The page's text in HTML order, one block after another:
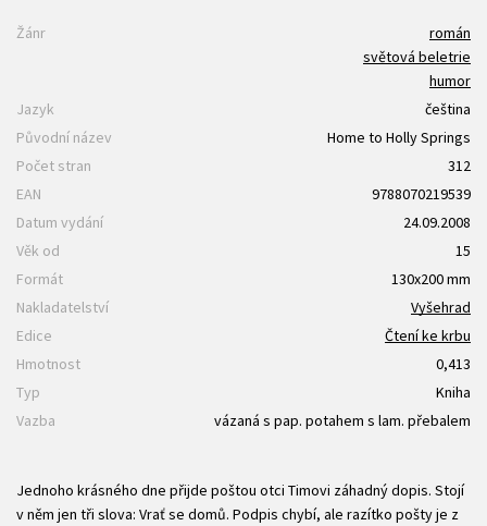
Žánr
román
světová beletrie
humor
Jazyk
čeština
Původní název
Home to Holly Springs
Počet stran
312
EAN
9788070219539
Datum vydání
24.09.2008
Věk od
15
Formát
130x200 mm
Nakladatelství
Vyšehrad
Edice
Čtení ke krbu
Hmotnost
0,413
Typ
Kniha
Vazba
vázaná s pap. potahem s lam. přebalem
Jednoho krásného dne přijde poštou otci Timovi záhadný dopis. Stojí
v něm jen tři slova: Vrať se domů. Podpis chybí, ale razítko pošty je z